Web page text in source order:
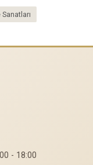
- 18:00